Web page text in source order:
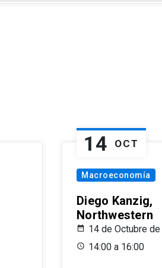
14 OCT
Macroeconomía
Diego Kanzig,
Northwestern
14 de Octubre
14:00 a 16:00